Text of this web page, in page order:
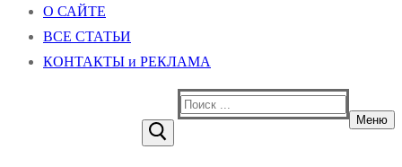
О САЙТЕ
ВСЕ СТАТЬИ
КОНТАКТЫ и РЕКЛАМА
Найти:
Меню